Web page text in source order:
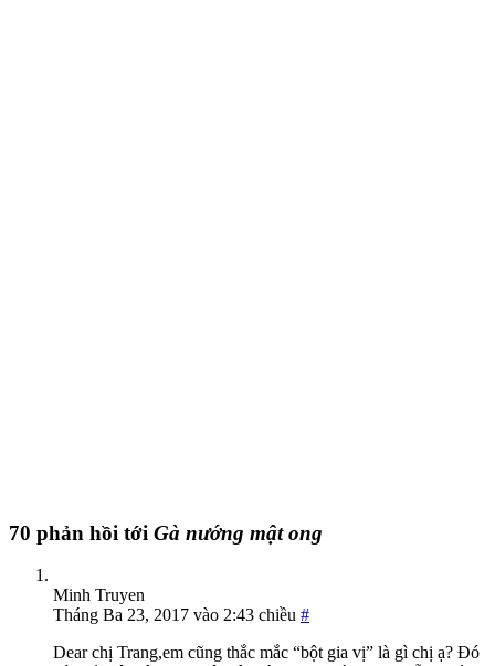
70 phản hồi tới Gà nướng mật ong
Minh Truyen
Tháng Ba 23, 2017 vào 2:43 chiều #
Dear chị Trang,em cũng thắc mắc “bột gia vị” là gì chị ạ? Đó